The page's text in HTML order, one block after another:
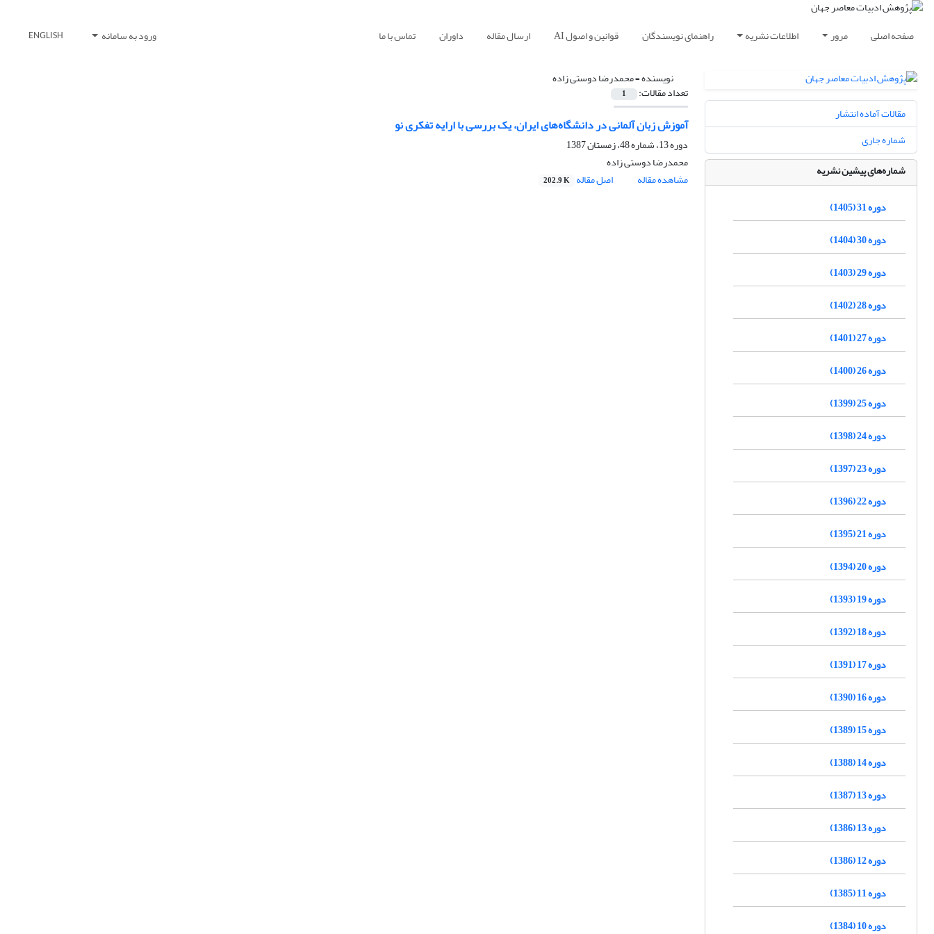
صفحه اصلی مرور اطلاعات نشریه راهنمای نویسندگان قوانین و اصول AI ارسال مقاله داوران تماس با ما ورود به سامانه ENGLISH
نویسنده =محمدرضا دوستی زاده
تعداد مقالات: 1
آموزش زبان آلمانی در دانشگاه‌های ایران، یک بررسی با ارایه تفکری نو
دوره 13، شماره 48، زمستان 1387
محمدرضا دوستی زاده
مشاهده مقاله
اصل مقاله 202.9 K
مقالات آماده انتشار
شماره جاری
شماره‌های پیشین نشریه
دوره 31 (1405)
دوره 30 (1404)
دوره 29 (1403)
دوره 28 (1402)
دوره 27 (1401)
دوره 26 (1400)
دوره 25 (1399)
دوره 24 (1398)
دوره 23 (1397)
دوره 22 (1396)
دوره 21 (1395)
دوره 20 (1394)
دوره 19 (1393)
دوره 18 (1392)
دوره 17 (1391)
دوره 16 (1390)
دوره 15 (1389)
دوره 14 (1388)
دوره 13 (1387)
دوره 13 (1386)
دوره 12 (1386)
دوره 11 (1385)
دوره 10 (1384)